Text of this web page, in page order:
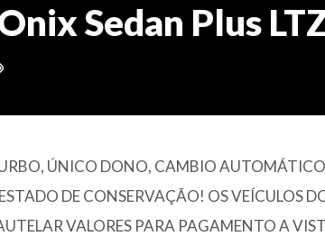
Sedan Plus
ÚNICO DONO, CAMBIO
DE CONSERVAÇÃO! OS VEÍCULOS
VALORES PARA PAGAMENTO A